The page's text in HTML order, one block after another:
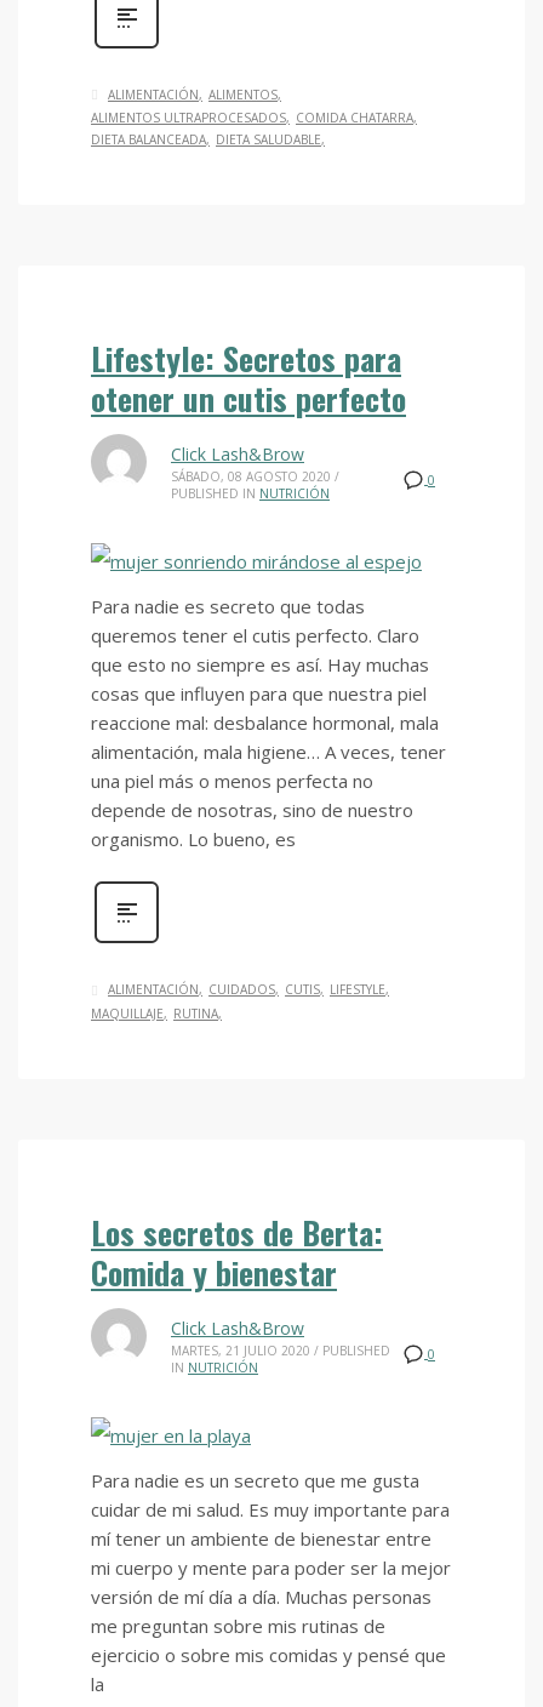
ALIMENTACIÓN
ALIMENTOS
ALIMENTOS ULTRAPROCESADOS
COMIDA CHATARRA
DIETA BALANCEADA
DIETA SALUDABLE
Lifestyle: Secretos para
otener un cutis perfecto
0
Click Lash&Brow
SÁBADO, 08 AGOSTO 2020 /
PUBLISHED IN NUTRICIÓN
Para nadie es secreto que todas
queremos tener el cutis perfecto. Claro
que esto no siempre es así. Hay muchas
cosas que influyen para que nuestra piel
reaccione mal: desbalance hormonal, mala
alimentación, mala higiene… A veces, tener
una piel más o menos perfecta no
depende de nosotras, sino de nuestro
organismo. Lo bueno, es
ALIMENTACIÓN CUIDADOS CUTIS
LIFESTYLE
MAQUILLAJE
RUTINA
Los secretos de Berta:
Comida y bienestar
0
Click Lash&Brow
MARTES, 21 JULIO 2020 / PUBLISHED
IN NUTRICIÓN
Para nadie es un secreto que me gusta
cuidar de mi salud. Es muy importante para
mí tener un ambiente de bienestar entre
mi cuerpo y mente para poder ser la mejor
versión de mí día a día. Muchas personas
me preguntan sobre mis rutinas de
ejercicio o sobre mis comidas y pensé que
la